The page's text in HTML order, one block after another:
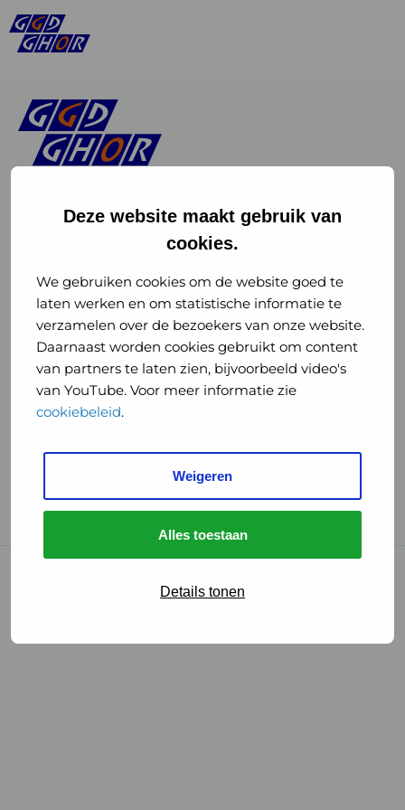
Deze website maakt gebruik van
cookies.
We gebruiken cookies om de website goed te
laten werken en om statistische informatie te
verzamelen over de bezoekers van onze website.
Daarnaast worden cookies gebruikt om content
van partners te laten zien, bijvoorbeeld video's
van YouTube. Voor meer informatie zie
cookiebeleid.
Weigeren
Alles toestaan
Details tonen
of
GGD
GHOR
Nederland
Instagram
of
GGD
GHOR
Nederland
GGD Reizen op social media
GGD Reizen
GGD Reisvaccinaties